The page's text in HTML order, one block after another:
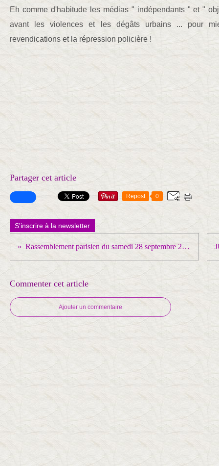
Eh comme d'habitude les médias " indépendants " et "
avant les violences et les dégâts urbains ... pour
revendications et la répression policière !
Partager cet article
Repost 0
S'inscrire à la newsletter
Rassemblement parisien du samedi 28 septembre 2024
Commenter cet article
Ajouter un commentaire